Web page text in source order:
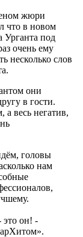
жюри
что в новом
Урганта под
очень ему
несколько слов
они
в гости.
а весь негатив,
головы
нам
он! -